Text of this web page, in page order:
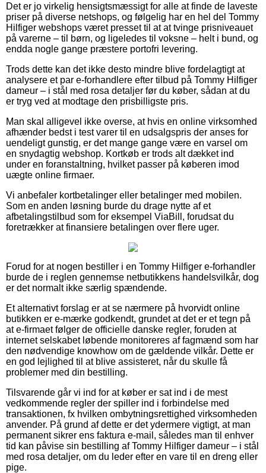
Det er jo virkelig hensigtsmæssigt for alle at finde de laveste
priser på diverse netshops, og følgelig har en hel del Tommy
Hilfiger webshops været presset til at at tvinge prisniveauet
på varerne – til børn, og ligeledes til voksne – helt i bund, og
endda nogle gange præstere portofri levering.
Trods dette kan det ikke desto mindre blive fordelagtigt at
analysere et par e-forhandlere efter tilbud på Tommy Hilfiger
dameur – i stål med rosa detaljer før du køber, sådan at du
er tryg ved at modtage den prisbilligste pris.
Man skal alligevel ikke overse, at hvis en online virksomhed
afhænder bedst i test varer til en udsalgspris der anses for
uendeligt gunstig, er det mange gange være en varsel om
en snydagtig webshop. Kortkøb er trods alt dækket ind
under en foranstaltning, hvilket passer på køberen imod
uægte online firmaer.
Vi anbefaler kortbetalinger eller betalinger med mobilen.
Som en anden løsning burde du drage nytte af et
afbetalingstilbud som for eksempel ViaBill, forudsat du
foretrækker at finansiere betalingen over flere uger.
Forud for at nogen bestiller i en Tommy Hilfiger e-forhandler
burde de i reglen gennemse netbutikkens handelsvilkår, dog
er det normalt ikke særlig spændende.
Et alternativt forslag er at se nærmere på hvorvidt online
butikken er e-mærke godkendt, grundet at det er et tegn på
at e-firmaet følger de officielle danske regler, foruden at
internet selskabet løbende monitoreres af fagmænd som har
den nødvendige knowhow om de gældende vilkår. Dette er
en god lejlighed til at blive assisteret, når du skulle få
problemer med din bestilling.
Tilsvarende går vi ind for at køber er sat ind i de mest
vedkommende regler der spiller ind i forbindelse med
transaktionen, fx hvilken ombytningsrettighed virksomheden
anvender. På grund af dette er det ydermere vigtigt, at man
permanent sikrer ens faktura e-mail, således man til enhver
tid kan påvise sin bestilling af Tommy Hilfiger dameur – i stål
med rosa detaljer, om du leder efter en vare til en dreng eller
pige.